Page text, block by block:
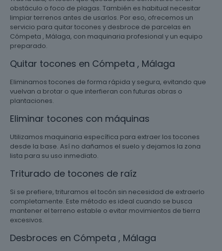
obstáculo o foco de plagas. También es habitual necesitar
limpiar terrenos antes de usarlos. Por eso, ofrecemos un
servicio para quitar tocones y desbroce de parcelas en
Cómpeta , Málaga, con maquinaria profesional y un equipo
preparado.
Quitar tocones en Cómpeta , Málaga
Eliminamos tocones de forma rápida y segura, evitando que
vuelvan a brotar o que interfieran con futuras obras o
plantaciones.
Eliminar tocones con máquinas
Utilizamos maquinaria específica para extraer los tocones
desde la base. Así no dañamos el suelo y dejamos la zona
lista para su uso inmediato.
Triturado de tocones de raíz
Si se prefiere, trituramos el tocón sin necesidad de extraerlo
completamente. Este método es ideal cuando se busca
mantener el terreno estable o evitar movimientos de tierra
excesivos.
Desbroces en Cómpeta , Málaga